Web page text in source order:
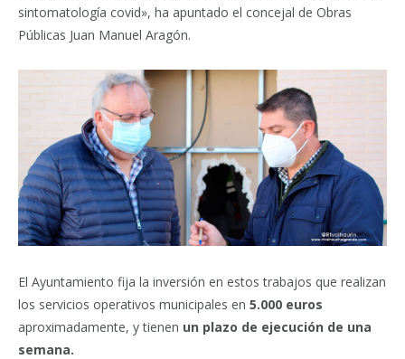
sintomatología covid», ha apuntado el concejal de Obras
Públicas Juan Manuel Aragón.
El Ayuntamiento fija la inversión en estos trabajos que realizan
los servicios operativos municipales en 5.000 euros
aproximadamente, y tienen un plazo de ejecución de una
semana.